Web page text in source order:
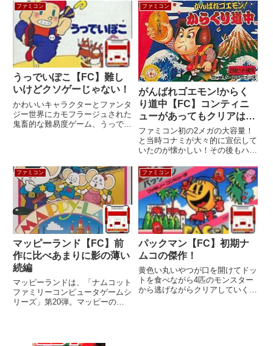
ファミコン
うっでいぽこ【FC】難し
いけどクソゲーじゃない！
かわいいキャラクターとファンタ
ジー世界にカモフラージュされた
鬼畜的な難易度ゲーム、うっでい
アクション発売日1987年6月2...
ファミコン
がんばれゴエモン!からく
り道中【FC】コンティニ
ューがあってもクリアは難
しい！
ファミコン初の2メガの大容量！
と当時コナミが大々的に宣伝して
いたのが懐かしい！その後もハー
の第１弾ソフト。RPGやアドベ
ンチャー要素も取り入れたスケー
ルの大きいアクションゲーム。機
種ファミリーコンピュータメー
カ...
ファミコン
マッピーランド【FC】前
作に比べあまりに影の薄い
続編
マッピーランドは、「ナムコット
ファミリーコンピュータゲームシ
リーズ」第20弾。マッピーの続
コジャンルアクション発売日
ファミコン
パックマン【FC】初期ナ
ムコの傑作！
黄色い丸いやつが口を開けてドッ
トを食べながら4匹のモンスター
から逃げながらクリアしていくシ